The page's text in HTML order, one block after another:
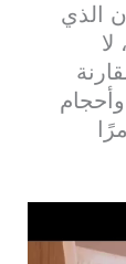
الذي
Player